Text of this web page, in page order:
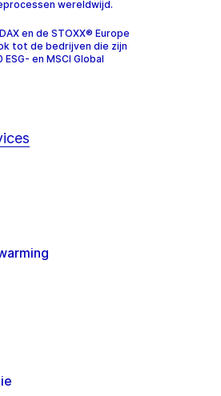
wereldwijd.
en de STOXX® Europe
tot de bedrijven die zijn
en MSCI Global